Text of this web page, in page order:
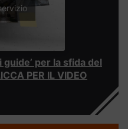
guide’ per la sfida del
PER IL VIDEO